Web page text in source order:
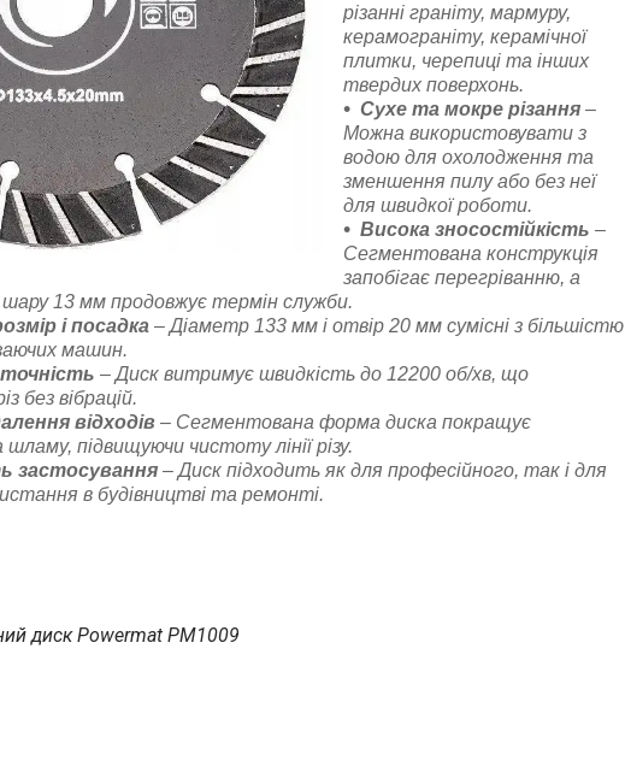
різанні граніту, мармуру,
керамограніту, керамічної
плитки, черепиці та інших
твердих поверхонь.
Сухе та мокре різання –
Можна використовувати з
водою для охолодження та
зменшення пилу або без неї
для швидкої роботи.
Висока зносостійкість –
Сегментована конструкція
запобігає перегріванню, а
13 мм продовжує термін служби.
і посадка – Діаметр 133 мм і отвір 20 мм сумісні з більшістю
машин.
– Диск витримує швидкість до 12200 об/хв, що
без вібрацій.
відходів – Сегментована форма диска покращує
підвищуючи чистоту лінії різу.
застосування – Диск підходить як для професійного, так і для
в будівництві та ремонті.
диск Powermat PM1009